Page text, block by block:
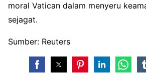
moral Vatican dalam menyeru
sejagat.
Sumber: Reuters